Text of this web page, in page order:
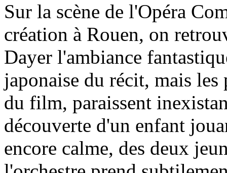
Sur la scène de l'Opéra
création à Rouen, on
Dayer l'ambiance
japonaise du récit, mais les
du film, paraissent
découverte d'un enfant
encore calme, des deux